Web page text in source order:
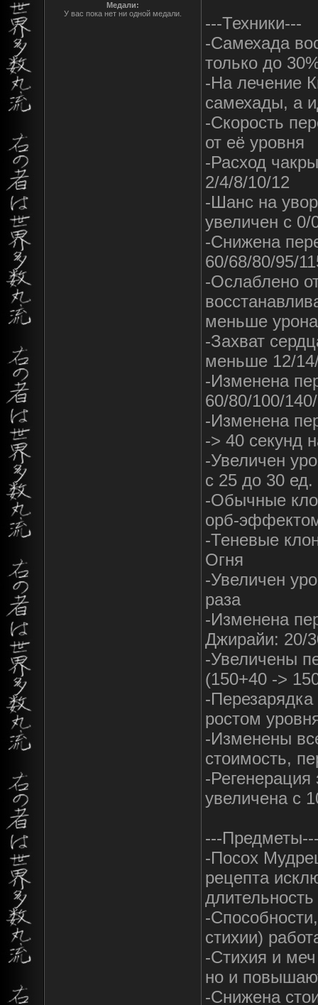
Медали:
У вас пока нет ни одной медали.
---Техники---
-Самехада
только до
-На лечение
самехады, а
-Скорость
от её уровня
-Расход
2/4/8/10/12
-Шанс на
увеличен с
-Снижена
60/68/80/95/
-Ослаблено
меньше
-Захват
меньше 12/
-Изменена
60/80/100/
-Изменена
-> 40 секунд
-Увеличен
с 25 до 30 ед.
-Обычные
орб-
-Теневые
Огня
-Увеличен
раза
-Изменена
Джирайи: 20/
-Увеличены
(150+40 ->
-
ростом
-Изменены
стоимость,
-
увеличена с
---
-Посох
рецепта
-
стихии)
-Стихия и
но и
-Снижена